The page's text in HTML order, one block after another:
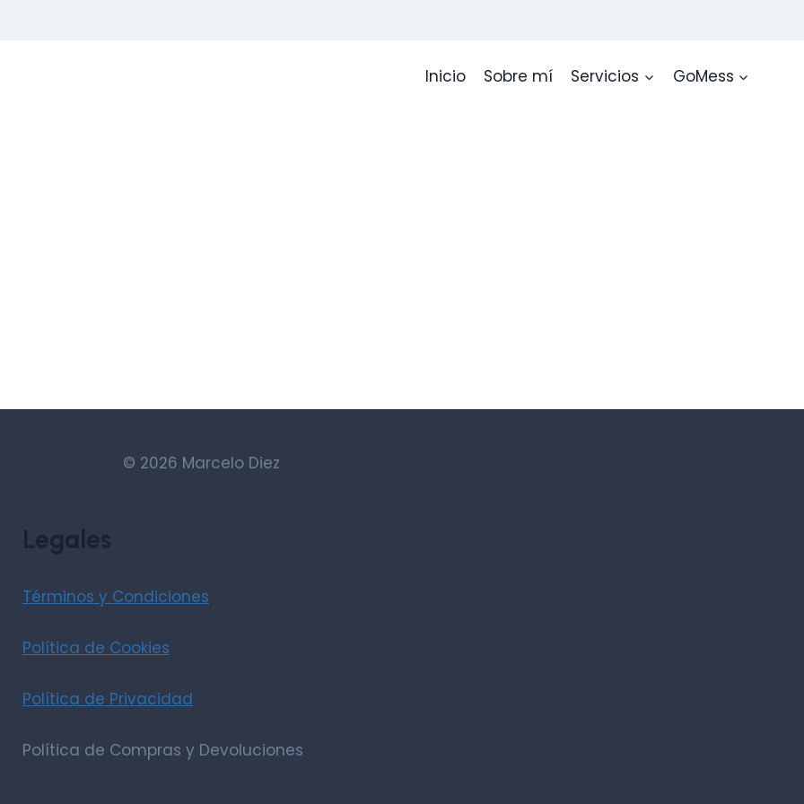
Inicio Sobre mí Servicios GoMess
© 2026 Marcelo Diez
Legales
Términos y Condiciones
Política de Cookies
Política de Privacidad
Política de Compras y Devoluciones